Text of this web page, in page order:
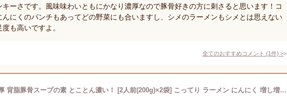
キーさです。風味味わいともにかなり濃厚なので豚骨好きの方に刺さると思います！コ
んにくのパンチもあってどの野菜にも合いますし、シメのラーメンもシメとは思えない
も高いですよ。
全てのおすすめコメント (1件) >
濃い 濃厚 背脂豚骨スープの素 とことん濃い！ [2人前(200g)×2袋] こってり ラーメン にんにく 増し増し スタミナ プレミアム鍋つゆの素 とんこつ鍋 とんこつラーメン ニンニク鍋【常温便】